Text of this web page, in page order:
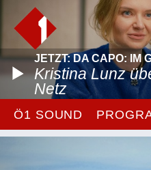
JETZT: DA CAPO: IM
Kristina Lunz
Netz
Ö1 SOUND